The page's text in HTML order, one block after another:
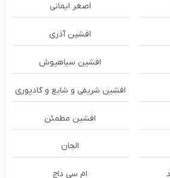
اصغر ایمانی
افشین آذری
افشین سیاهپوش
افشین شریفی و شایع و گادپوری
افشین مطمئن
الجان
ام سی داج